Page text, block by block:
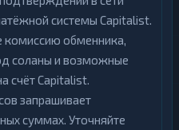
системы Capitalist.
комиссию обменника,
соланы и возможные
счёт Capitalist.
запрашивает
суммах. Уточняйте